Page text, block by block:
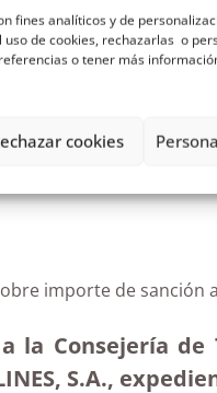
fines analíticos y de
de cookies, rechazarlas o
o tener más
cookies
,Inadmisión, Turismo
importe de
la Consejería
S.A.,